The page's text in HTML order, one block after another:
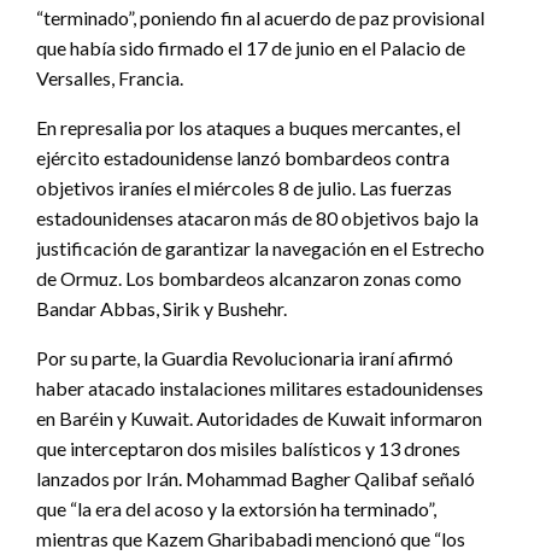
“terminado”, poniendo fin al acuerdo de paz provisional
que había sido firmado el 17 de junio en el Palacio de
Versalles, Francia.
En represalia por los ataques a buques mercantes, el
ejército estadounidense lanzó bombardeos contra
objetivos iraníes el miércoles 8 de julio. Las fuerzas
estadounidenses atacaron más de 80 objetivos bajo la
justificación de garantizar la navegación en el Estrecho
de Ormuz. Los bombardeos alcanzaron zonas como
Bandar Abbas, Sirik y Bushehr.
Por su parte, la Guardia Revolucionaria iraní afirmó
haber atacado instalaciones militares estadounidenses
en Baréin y Kuwait. Autoridades de Kuwait informaron
que interceptaron dos misiles balísticos y 13 drones
lanzados por Irán. Mohammad Bagher Qalibaf señaló
que “la era del acoso y la extorsión ha terminado”,
mientras que Kazem Gharibabadi mencionó que “los